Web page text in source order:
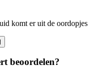
komt er uit de oordopjes
beoordelen?